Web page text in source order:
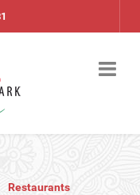
Restaurants